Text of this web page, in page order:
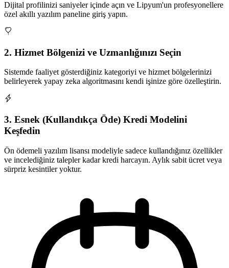
Dijital profilinizi saniyeler içinde açın ve Lipyum'un profesyonellere
özel akıllı yazılım paneline giriş yapın.
2. Hizmet Bölgenizi ve Uzmanlığınızı Seçin
Sistemde faaliyet gösterdiğiniz kategoriyi ve hizmet bölgelerinizi
belirleyerek yapay zeka algoritmasını kendi işinize göre özelleştirin.
3. Esnek (Kullandıkça Öde) Kredi Modelini
Keşfedin
Ön ödemeli yazılım lisansı modeliyle sadece kullandığınız özellikler
ve incelediğiniz talepler kadar kredi harcayın. Aylık sabit ücret veya
sürpriz kesintiler yoktur.